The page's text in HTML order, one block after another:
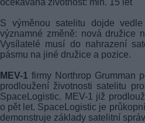
S výměnou satelitu dojde
významné změně: nová družice
Vysílatelé musí do nahrazení
pásmu na jiné družice a pozice.
MEV-1 firmy Northrop Grumman
prodloužení životnosti satelitu
SpaceLogistic. MEV-1 již
o pět let. SpaceLogistic je
demonstruje základy satelitní